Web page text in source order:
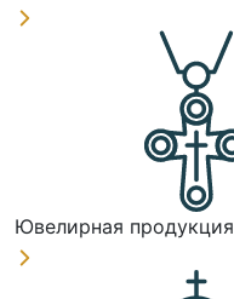
Ювелирная продукция